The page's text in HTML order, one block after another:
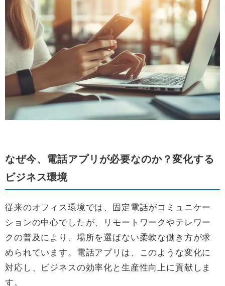
なぜ今、電話アプリが必要なのか？変化する
ビジネス環境
従来のオフィス環境では、固定電話がコミュニケー
ションの中心でしたが、リモートワークやテレワー
クの普及により、場所を選ばない柔軟な働き方が求
められています。電話アプリは、このような変化に
対応し、ビジネスの効率化と生産性向上に貢献しま
す。